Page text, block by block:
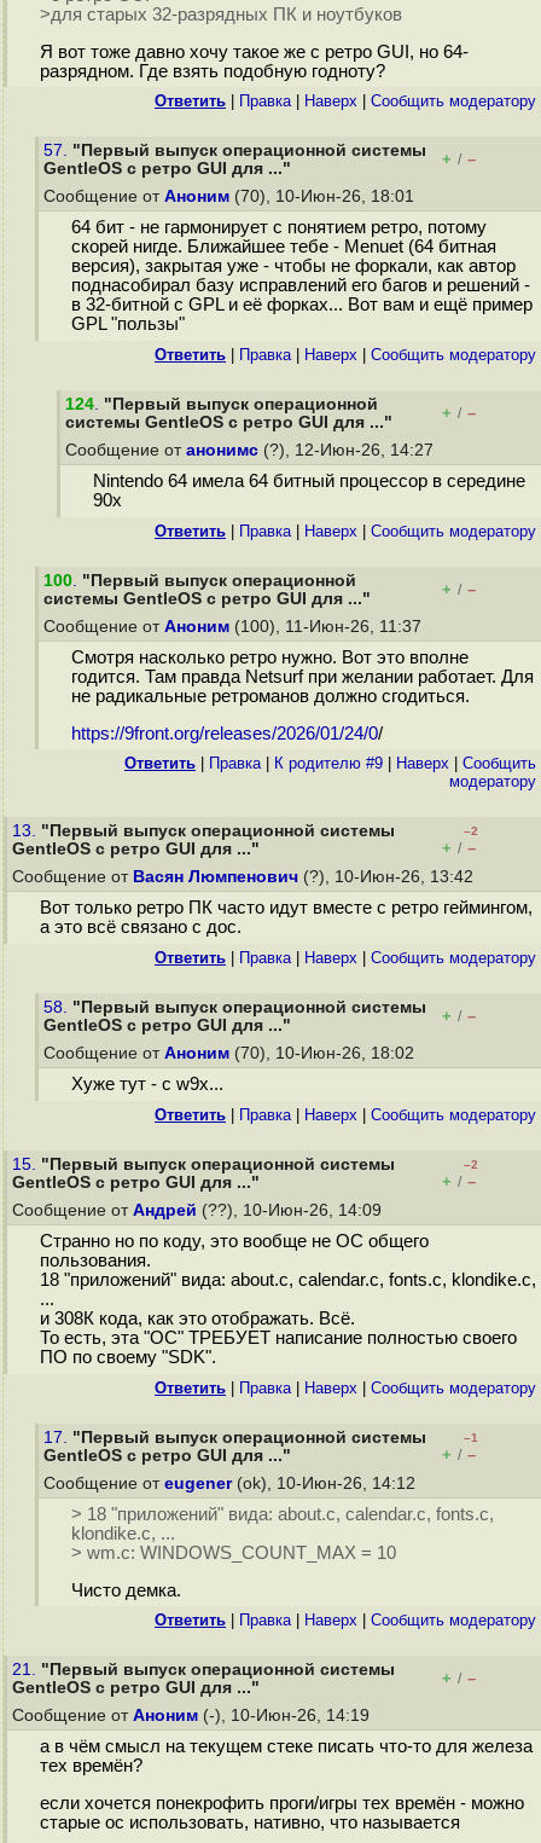
>для старых 32-разрядных ПК и ноутбуков
Я вот тоже давно хочу такое же с ретро GUI, но 64-
разрядном. Где взять подобную годноту?
Ответить Правка| Наверх Cообщить модератору
57. "Первый выпуск операционной системы
GentleOS с ретро GUI для ..."
+ / –
Сообщение от Аноним (70), 10-Июн-26, 18:01
64 бит - не гармонирует с понятием ретро, потому
скорей нигде. Ближайшее тебе - Menuet (64 битная
версия), закрытая уже - чтобы не форкали, как автор
поднасобирал базу исправлений его багов и решений -
в 32-битной с GPL и её форках... Вот вам и ещё пример
GPL "пользы"
Ответить Правка| Наверх Cообщить модератору
124. "Первый выпуск операционной
системы GentleOS с ретро GUI для ..."
+ / –
Сообщение от анонимс (?), 12-Июн-26, 14:27
Nintendo 64 имела 64 битный процессор в середине
90х
Ответить Правка| Наверх Cообщить модератору
100. "Первый выпуск операционной
системы GentleOS с ретро GUI для ..."
+ / –
Сообщение от Аноним (100), 11-Июн-26, 11:37
Смотря насколько ретро нужно. Вот это вполне
годится. Там правда Netsurf при желании работает. Для
не радикальные ретроманов должно сгодиться.
https://9front.org/releases/2026/01/24/0/
Ответить Правка| К родителю #9 Наверх
Cообщить
модератору
13. "Первый выпуск операционной системы
GentleOS с ретро GUI для ..."
–2
+ / –
Сообщение от Васян Люмпенович (?), 10-Июн-26, 13:42
Вот только ретро ПК часто идут вместе с ретро геймингом,
а это всё связано с дос.
Ответить Правка| Наверх Cообщить модератору
58. "Первый выпуск операционной системы
GentleOS с ретро GUI для ..."
+ / –
Сообщение от Аноним (70), 10-Июн-26, 18:02
Хуже тут - с w9x...
Ответить Правка| Наверх Cообщить модератору
15. "Первый выпуск операционной системы
GentleOS с ретро GUI для ..."
–2
+ / –
Сообщение от Андрей (??), 10-Июн-26, 14:09
Странно но по коду, это вообще не ОС общего
пользования.
18 "приложений" вида: about.c, calendar.c, fonts.c, klondike.c,
...
и 308К кода, как это отображать. Всё.
То есть, эта "ОС" ТРЕБУЕТ написание полностью своего
ПО по своему "SDK".
Ответить Правка| Наверх Cообщить модератору
17. "Первый выпуск операционной системы
GentleOS с ретро GUI для ..."
–1
+ / –
Сообщение от eugener(ok), 10-Июн-26, 14:12
> 18 "приложений" вида: about.c, calendar.c, fonts.c,
klondike.c, ...
> wm.c: WINDOWS_COUNT_MAX = 10
Чисто демка.
Ответить Правка| Наверх Cообщить модератору
21. "Первый выпуск операционной системы
GentleOS с ретро GUI для ..."
+ / –
Сообщение от Аноним (-), 10-Июн-26, 14:19
а в чём смысл на текущем стеке писать что-то для железа
тех времён?
если хочется понекрофить проги/игры тех времён - можно
старые ос использовать, нативно, что называется